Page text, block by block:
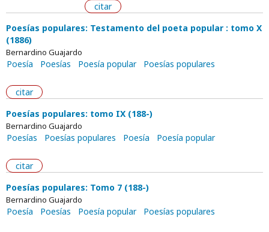
citar
Poesías populares: Testamento del poeta popular : tomo X
(1886)
Bernardino Guajardo
Poesía Poesías Poesía popular Poesías populares
citar
Poesías populares: tomo IX (188-)
Bernardino Guajardo
Poesías Poesías populares Poesía Poesía popular
citar
Poesías populares: Tomo 7 (188-)
Bernardino Guajardo
Poesía Poesías Poesía popular Poesías populares